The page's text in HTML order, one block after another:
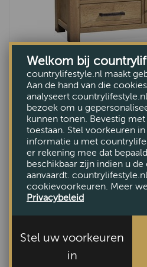
Nijkerk TV-dressoir
VAN €780,-
VOOR €659,-
Welkom bij
countrylifestyle.nl maakt
Aan de hand van die
analyseert
bezoek om u
kunnen tonen. Bevestig
toestaan. Stel voorkeuren
informatie u met
er rekening mee dat
beschikbaar zijn indien u
aanvaardt.
cookievoorkeuren. Meer
Privacybeleid
Stel uw voorkeuren
in